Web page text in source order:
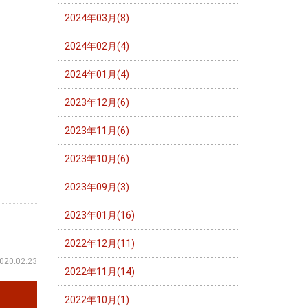
2024年03月(8)
2024年02月(4)
2024年01月(4)
2023年12月(6)
2023年11月(6)
2023年10月(6)
2023年09月(3)
2023年01月(16)
2022年12月(11)
2022年11月(14)
2022年10月(1)